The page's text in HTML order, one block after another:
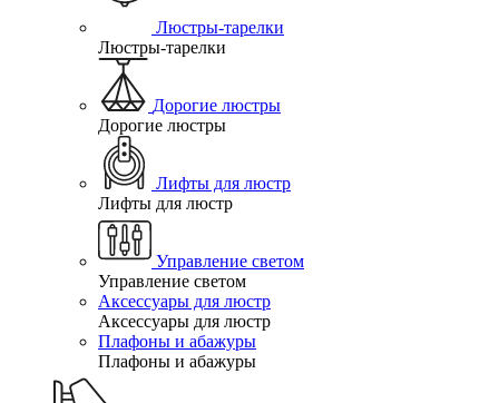
Люстры-тарелки
Люстры-тарелки
Дорогие люстры
Дорогие люстры
Лифты для люстр
Лифты для люстр
Управление светом
Управление светом
Аксессуары для люстр
Аксессуары для люстр
Плафоны и абажуры
Плафоны и абажуры